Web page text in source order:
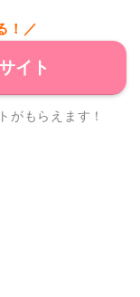
！／
イト
もらえます！